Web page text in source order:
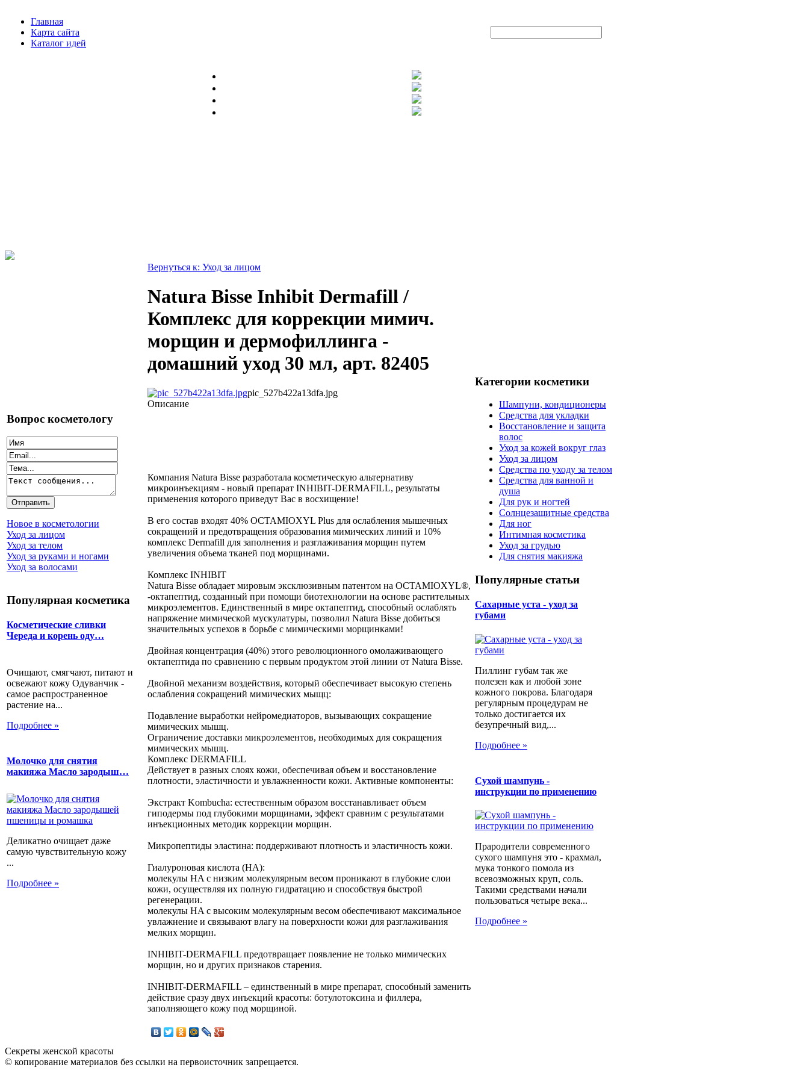
Главная
Карта сайта
Каталог идей
Вопрос косметологу
Новое в косметологии
Уход за лицом
Уход за телом
Уход за руками и ногами
Уход за волосами
Популярная косметика
Косметические сливки
Череда и корень оду…
Очищают, смягчают, питают и
освежают кожу Одуванчик -
самое распространенное
растение на...
Подробнее »
Молочко для снятия
макияжа Масло зародыш…
Деликатно очищает даже
самую чувствительную кожу
...
Подробнее »
Вернуться к: Уход за лицом
Natura Bisse Inhibit Dermafill /
Комплекс для коррекции мимич.
морщин и дермофиллинга -
домашний уход 30 мл, арт. 82405
pic_527b422a13dfa.jpg
Описание
Компания Natura Bisse разработала косметическую альтернативу
микроинъекциям - новый препарат INHIBIT-DERMAFILL, результаты
применения которого приведут Вас в восхищение!
В его состав входят 40% OCTAMIOXYL Plus для ослабления мышечных
сокращений и предотвращения образования мимических линий и 10%
комплекс Dermafill для заполнения и разглаживания морщин путем
увеличения объема тканей под морщинами.
Комплекс INHIBIT
Natura Bisse обладает мировым эксклюзивным патентом на OCTAMIOXYL®,
-октапептид, созданный при помощи биотехнологии на основе растительных
микроэлементов. Единственный в мире октапептид, способный ослаблять
напряжение мимической мускулатуры, позволил Natura Bisse добиться
значительных успехов в борьбе с мимическими морщинками!
Двойная концентрация (40%) этого революционного омолаживающего
октапептида по сравнению с первым продуктом этой линии от Natura Bisse.
Двойной механизм воздействия, который обеспечивает высокую степень
ослабления сокращений мимических мыщц:
Подавление выработки нейромедиаторов, вызывающих сокращение
мимических мышц.
Ограничение доставки микроэлементов, необходимых для сокращения
мимических мышц.
Комплекс DERMAFILL
Действует в разных слоях кожи, обеспечивая объем и восстановление
плотности, эластичности и увлажненности кожи. Активные компоненты:
Экстракт Kombucha: естественным образом восстанавливает объем
гиподермы под глубокими морщинами, эффект сравним с результатами
инъекционных методик коррекции морщин.
Микропептиды эластина: поддерживают плотность и эластичность кожи.
Гиалуроновая кислота (HA):
молекулы HA с низким молекулярным весом проникают в глубокие слои
кожи, осуществляя их полную гидратацию и способствуя быстрой
регенерации.
молекулы HA с высоким молекулярным весом обеспечивают максимальное
увлажнение и связывают влагу на поверхности кожи для разглаживания
мелких морщин.
INHIBIT-DERMAFILL предотвращает появление не только мимических
морщин, но и других признаков старения.
INHIBIT-DERMAFILL – единственный в мире препарат, способный заменить
действие сразу двух инъекций красоты: ботулотоксина и филлера,
заполняющего кожу под морщиной.
Категории косметики
Шампуни, кондиционеры
Средства для укладки
Восстановление и защита
волос
Уход за кожей вокруг глаз
Уход за лицом
Средства по уходу за телом
Средства для ванной и
душа
Для рук и ногтей
Солнцезащитные средства
Для ног
Интимная косметика
Уход за грудью
Для снятия макияжа
Популярные статьи
Сахарные уста - уход за
губами
Пиллинг губам так же
полезен как и любой зоне
кожного покрова. Благодаря
регулярным процедурам не
только достигается их
безупречный вид,...
Подробнее »
Сухой шампунь -
инструкции по применению
Прародители современного
сухого шампуня это - крахмал,
мука тонкого помола из
всевозможных круп, соль.
Такими средствами начали
пользоваться четыре века...
Подробнее »
Секреты женской красоты
© копирование материалов без ссылки на первоисточник запрещается.